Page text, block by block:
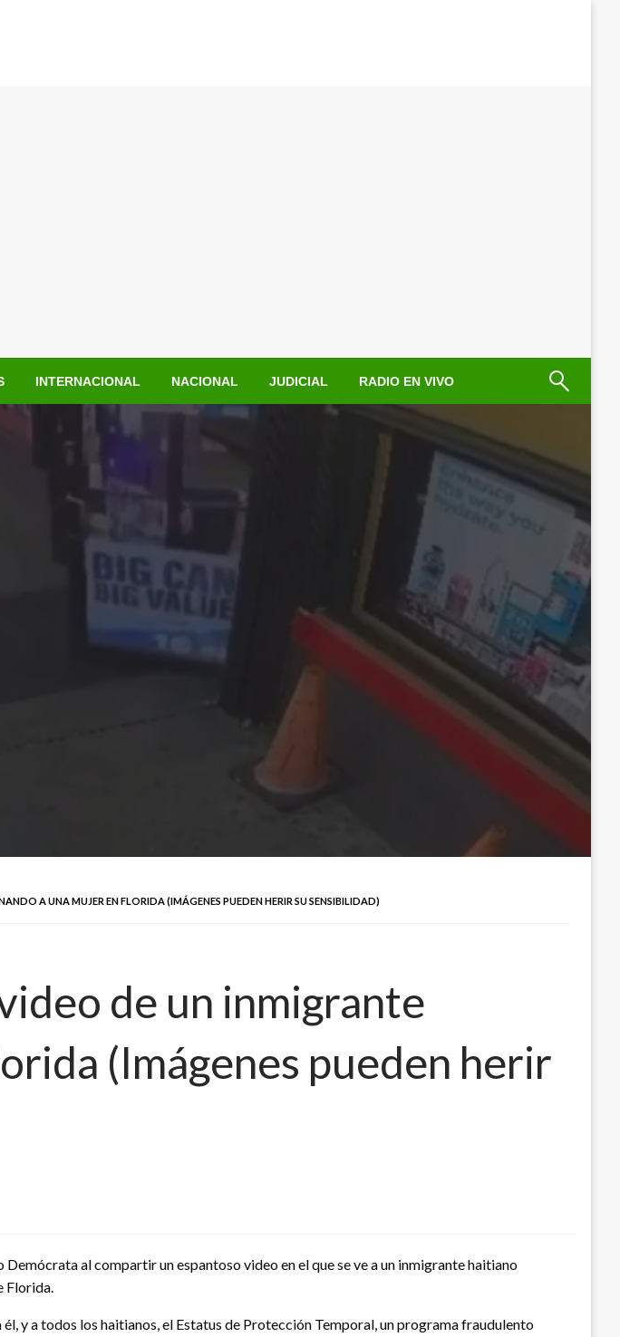
INTERNACIONAL NACIONAL JUDICIAL RADIO EN VIVO
A UNA MUJER EN FLORIDA (IMÁGENES PUEDEN HERIR SU SENSIBILIDAD)
de un inmigrante
(Imágenes pueden herir
al compartir un espantoso video en el que se ve a un inmigrante haitiano
Florida.
y a todos los haitianos, el Estatus de Protección Temporal, un programa fraudulento